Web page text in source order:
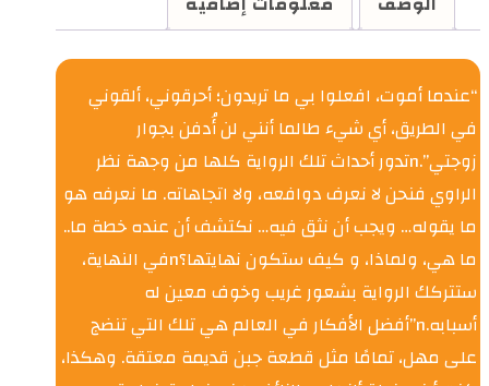
“عندما أموت، افعلوا بي ما تريدون؛ أحرقوني، ألقوني
في الطريق، أي شيء طالما أنني لن أُدفن بجوار
زوجتي”.nتدور أحداث تلك الرواية كلها من وجهة نظر
الراوي فنحن لا نعرف دوافعه، ولا اتجاهاته. ما نعرفه هو
ما يقوله… ويجب أن نثق فيه… نكتشف أن عنده خطة ما..
ما هي، ولماذا، و كيف ستكون نهايتها؟nفي النهاية،
ستتركك الرواية بشعور غريب وخوف معين له
أسبابه.n”أفضل الأفكار في العالم هي تلك التي تنضج
على مهل، تمامًا مثل قطعة جبن قديمة معتقة. وهكذا،